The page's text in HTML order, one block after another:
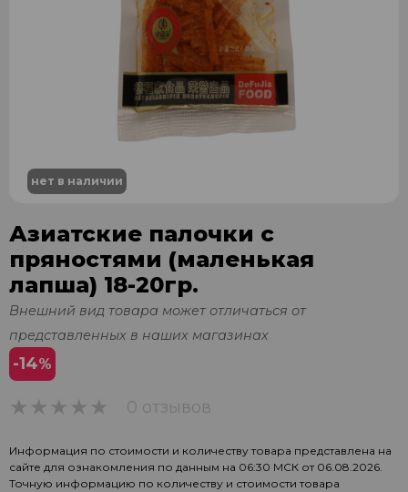
нет в наличии
Азиатские палочки с
пряностями (маленькая
лапша) 18-20гр.
Внешний вид товара может отличаться от
представленных в наших магазинах
-14%
0 отзывов
Информация по стоимости и количеству товара представлена на
сайте для ознакомления по данным на 06:30 МСК от 06.08.2026.
Точную информацию по количеству и стоимости товара